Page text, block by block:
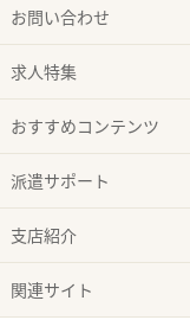
お問い合わせ
求人特集
おすすめコンテンツ
派遣サポート
支店紹介
関連サイト